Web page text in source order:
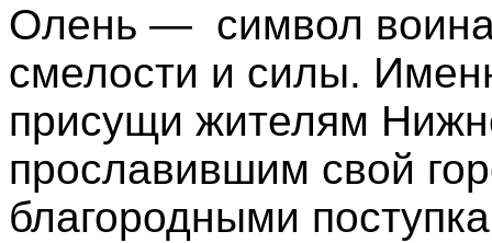
Олень — символ
смелости и силы.
присущи жителям
прославившим свой
благородными